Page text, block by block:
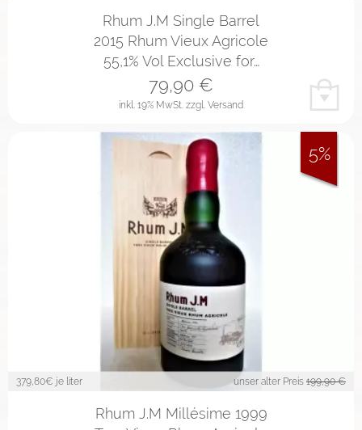
Rhum J.M Single Barrel
2015 Rhum Vieux Agricole
55,1% Vol Exclusive for…
inkl. 19% MwSt. zzgl. Versand
79,90 €
379,80€ je liter unser alter Preis 199,90 €
Rhum J.M Millésime 1999
5%